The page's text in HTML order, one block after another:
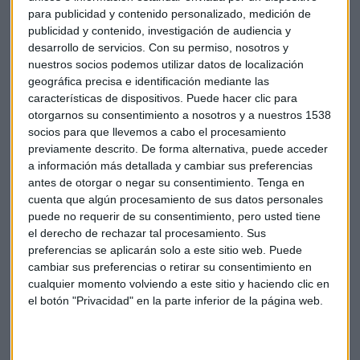
para publicidad y contenido personalizado, medición de
publicidad y contenido, investigación de audiencia y
desarrollo de servicios. Con su permiso, nosotros y
nuestros socios podemos utilizar datos de localización
geográfica precisa e identificación mediante las
características de dispositivos. Puede hacer clic para
otorgarnos su consentimiento a nosotros y a nuestros 1538
socios para que llevemos a cabo el procesamiento
previamente descrito. De forma alternativa, puede acceder
a información más detallada y cambiar sus preferencias
antes de otorgar o negar su consentimiento. Tenga en
cuenta que algún procesamiento de sus datos personales
puede no requerir de su consentimiento, pero usted tiene
el derecho de rechazar tal procesamiento. Sus
preferencias se aplicarán solo a este sitio web. Puede
cambiar sus preferencias o retirar su consentimiento en
cualquier momento volviendo a este sitio y haciendo clic en
el botón "Privacidad" en la parte inferior de la página web.
¿La pregunta?:
¿Qué es lo que hay al lado del campo de fútbol de Los
Arbolitos con lo que los más pequeños pueden
aprender mucho sobre la naturaleza?
Mandad vuestras respuestas
aturitmo@capitalradio.es hasta eldomingo día 2 de
abril. Desvelaremos losganadores el lunes 3 de abril
nuestras redes sociales:FacebookyTwitter. ¡Estad
atentos!
Carrera popular Madrid Carrera
Correxelbarrio